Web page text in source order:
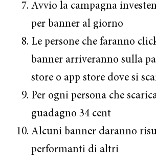
Avvio la campagna
per banner al giorno
Le persone che faranno
banner arriveranno sulla
store o app store dove si
Per ogni persona che
guadagno 34 cent
Alcuni banner daranno
performanti di altri